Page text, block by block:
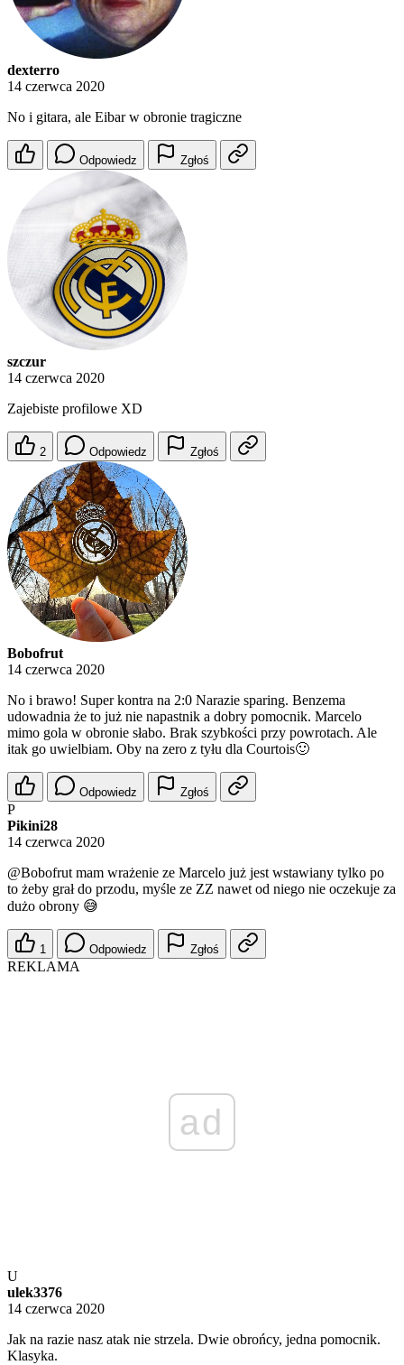
dexterro
14 czerwca 2020
No i gitara, ale Eibar w obronie tragiczne
Odpowiedz Zgłoś
szczur
14 czerwca 2020
Zajebiste profilowe XD
2 Odpowiedz Zgłoś
Bobofrut
14 czerwca 2020
No i brawo! Super kontra na 2:0 Narazie sparing. Benzema
udowadnia że to już nie napastnik a dobry pomocnik. Marcelo
mimo gola w obronie słabo. Brak szybkości przy powrotach. Ale
itak go uwielbiam. Oby na zero z tyłu dla Courtois🙂
Odpowiedz Zgłoś
P
Pikini28
14 czerwca 2020
@Bobofrut mam wrażenie ze Marcelo już jest wstawiany tylko po
to żeby grał do przodu, myśle ze ZZ nawet od niego nie oczekuje za
dużo obrony 😅
1 Odpowiedz Zgłoś
REKLAMA
ad
U
ulek3376
14 czerwca 2020
Jak na razie nasz atak nie strzela. Dwie obrońcy, jedna pomocnik.
Klasyka.